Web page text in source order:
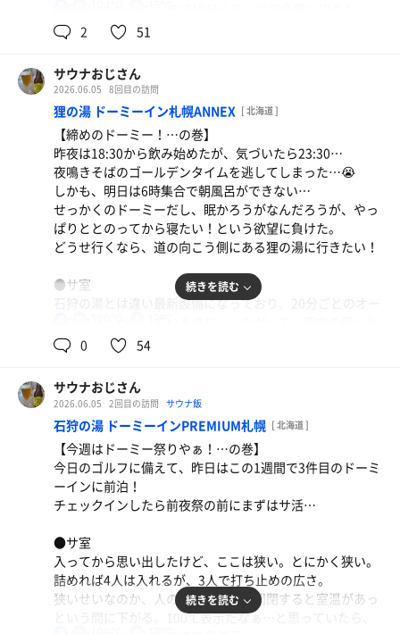
冷やし中華
最初から盛ってくれた方が楽なのに…笑
チキンカレー大盛
ここのカレーは格別！久しぶりだったけどバカ美味か
った！
内風呂は安定の熱さで、ボク好みの温度。しかも、貸し切
りという贅沢を堪能できた。つまり、金曜日泊だったけ
ど、かなり空いていたんだと思う。ラッキーや！
【本日の戦果】
夜の部 10分2分7分✕2セット
朝の部 10分2分7分✕3セット
室温計は104℃表示だが、確かにしっかり熱く、しかも昭
床や席に敷かれたマットがフワフワで高級感満載。寝転ん
でほっぺたをスリスリしたかったけど、人に見られたらヤ
バいので止めといた…笑
●水風呂
サ室を出ると右側に水風呂。シャワーは水風呂を通り過ぎ
たその奥にあるので、シャワーを浴びてから戻るスタイ
ル。
水道水掛け流しだけど、水道水にしてはめちゃくちゃ冷た
い！体感15℃。ちょうど良い温度。体育座りで、日焼けし
た肌をしっかりと冷やした。
●内気浴
完全貸し切り！なんという贅沢！ぼんやりとととのうこと
【本日の戦果】
12分1.5分10分✕1セット
2 51
サウナおじさん
2026.06.05 8回目の訪問
狸の湯 ドーミーイン札幌ANNEX [ 北海道 ]
【締めのドーミー！…の巻】
昨夜は18:30から飲み始めたが、気づいたら23:30…
夜鳴きそばのゴールデンタイムを逃してしまった…😭
しかも、明日は6時集合で朝風呂ができない…
せっかくのドーミーだし、眠かろうがなんだろうが、やっ
ぱりととのってから寝たい！という欲望に負けた。
どうせ行くなら、道の向こう側にある狸の湯に行きたい！
●サ室
石狩の湯とは違い最新設備になっており、20分ごとのオー
いの体にはかなり熱い…温度計は80℃から動かないが、体
感は100℃超えの世界。酔ってるからか？笑
●水風呂
サ室横の壺型の水風呂はキンキンに冷えており、12℃表示
だったが、このまま天国に召されるような感覚を味わっ
た。
やっぱり、水風呂はこれでないと！👍
●外気浴
お湯が露天風呂に戻るので、露天風呂には入りづらいと思
うのはボクだけなのかなぁ…🤔知らんけど…
●その他
続きを読む
0 54
サウナおじさん
2026.06.05 2回目の訪問 サウナ飯
石狩の湯 ドーミーインPREMIUM札幌 [ 北海道 ]
【今週はドーミー祭りやぁ！…の巻】
今日のゴルフに備えて、昨日はこの1週間で3件目のドーミ
ーインに前泊！
チェックインしたら前夜祭の前にまずはサ活…
●サ室
入ってから思い出したけど、ここは狭い。とにかく狭い。
詰めれば4人は入れるが、3人で打ち止めの広さ。
狭いせいなのか、人の出入りで扉が開閉すると室温があっ
という間に下がる。100℃表示だなぁ…と思っていたら、
続きを読む